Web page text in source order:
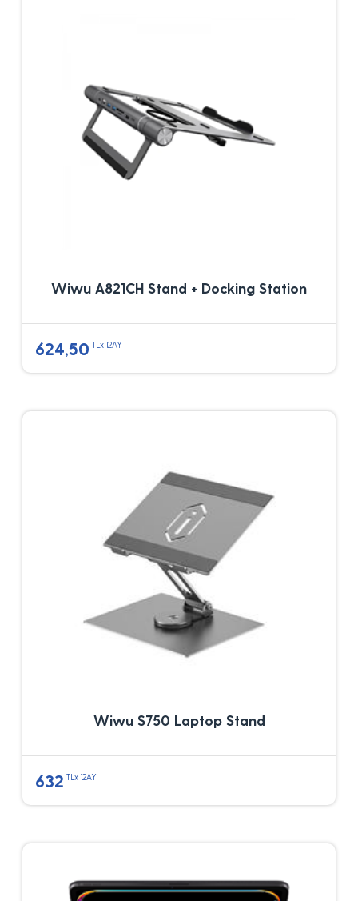
Wiwu A821CH Stand + Docking Station
624,50 TLx 12AY
Wiwu S750 Laptop Stand
632 TLx 12AY